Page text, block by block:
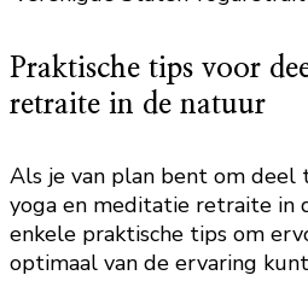
Praktische tips voor
retraite in de natuur
Als je van plan bent om deel
yoga en meditatie retraite in
enkele praktische tips om
optimaal van de ervaring